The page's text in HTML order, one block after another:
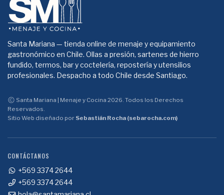
Santa Mariana — tienda online de menaje y equipamiento
gastronómico en Chile. Ollas a presión, sartenes de hierro
fundido, termos, bar y coctelería, repostería y utensilios
profesionales. Despacho a todo Chile desde Santiago.
Santa Mariana | Menaje y Cocina 2026. Todos los Derechos
Reservados.
Sitio Web diseñado por Sebastián Rocha (sebarocha.com)
CONTÁCTANOS
+569 3374 2644
+569 3374 2644